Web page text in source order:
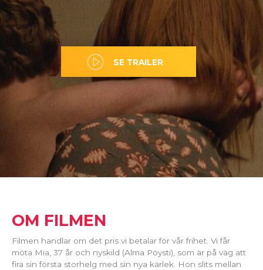
SE TRAILER
OM FILMEN
Filmen handlar om det pris vi betalar för vår frihet. Vi får
möta Mia, 37 år och nyskild (Alma Pöysti), som är på väg att
fira sin första storhelg med sin nya kärlek. Hon slits mellan